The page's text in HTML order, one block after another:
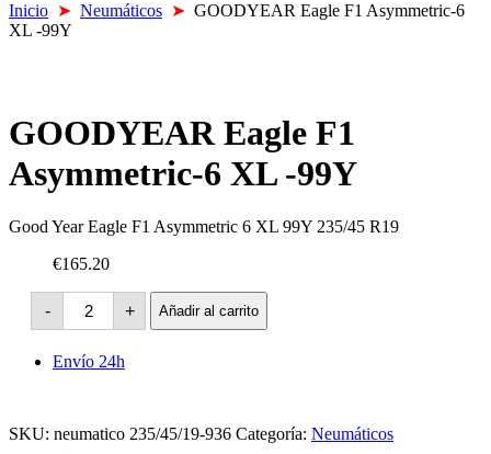
Inicio ➤ Neumáticos ➤ GOODYEAR Eagle F1 Asymmetric-6
XL -99Y
GOODYEAR Eagle F1
Asymmetric-6 XL -99Y
Good Year Eagle F1 Asymmetric 6 XL 99Y 235/45 R19
€165.20
-
GOODYEAR
Eagle
F1
Asymmetric-
6
cantidad
+ Añadir al carrito
Envío 24h
SKU: neumatico 235/45/19-936 Categoría: Neumáticos